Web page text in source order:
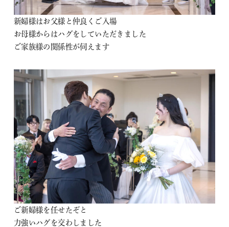
新婦様はお父様と仲良くご入場
お母様からはハグをしていただきました
ご家族様の関係性が伺えます
ご新婦様を任せたぞと
力強いハグを交わしました